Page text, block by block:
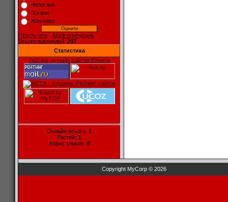
Непогано
Погано
Жахливо
Результати | Архів опитувань
Всього відповідей: 207
Статистика
Рейтинг лучших сайтов РУнета
Онлайн всього: 1
Гостей: 1
Користувачів: 0
Copyright MyCorp © 2026